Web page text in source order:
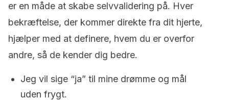
er en måde at skabe selvvalidering på. Hver
bekræftelse, der kommer direkte fra dit hjerte,
hjælper med at definere, hvem du er overfor
andre, så de kender dig bedre.
Jeg vil sige “ja” til mine drømme og mål
uden frygt.